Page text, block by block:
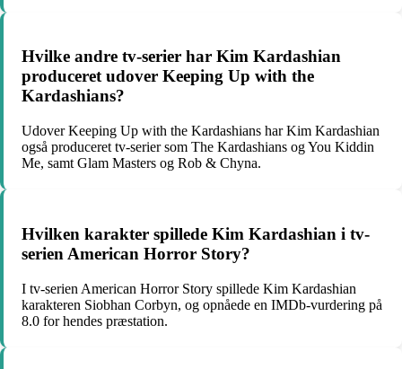
Hvilke andre tv-serier har Kim Kardashian
produceret udover Keeping Up with the
Kardashians?
Udover Keeping Up with the Kardashians har Kim Kardashian
også produceret tv-serier som The Kardashians og You Kiddin
Me, samt Glam Masters og Rob & Chyna.
Hvilken karakter spillede Kim Kardashian i tv-
serien American Horror Story?
I tv-serien American Horror Story spillede Kim Kardashian
karakteren Siobhan Corbyn, og opnåede en IMDb-vurdering på
8.0 for hendes præstation.